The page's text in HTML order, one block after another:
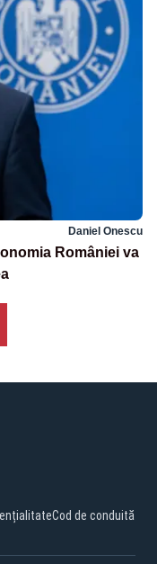
Daniel Onescu
României va
Cod de conduită